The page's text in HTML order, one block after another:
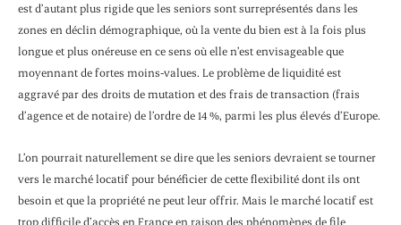
est d’autant plus rigide que les seniors sont surreprésentés dans les
zones en déclin démographique, où la vente du bien est à la fois plus
longue et plus onéreuse en ce sens où elle n’est envisageable que
moyennant de fortes moins-values. Le problème de liquidité est
aggravé par des droits de mutation et des frais de transaction (frais
d’agence et de notaire) de l’ordre de 14 %, parmi les plus élevés d’Europe.
L’on pourrait naturellement se dire que les seniors devraient se tourner
vers le marché locatif pour bénéficier de cette flexibilité dont ils ont
besoin et que la propriété ne peut leur offrir. Mais le marché locatif est
trop difficile d’accès en France en raison des phénomènes de file